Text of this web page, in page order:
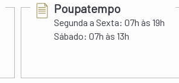
Poupatempo
Segunda a Sexta: 07h às 19h
Sábado: 07h às 13h